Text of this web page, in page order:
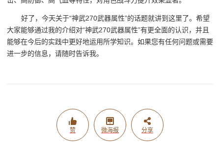
好了，今天关于“神武270武器属性”的话题就讲到这里了。希望
大家能够通过我的介绍对“神武270武器属性”有更全面的认识，并且
能够在今后的实践中更好地运用所学知识。如果您有任何问题或需要
进一步的信息，请随时告诉我。
赞 微海报 分享